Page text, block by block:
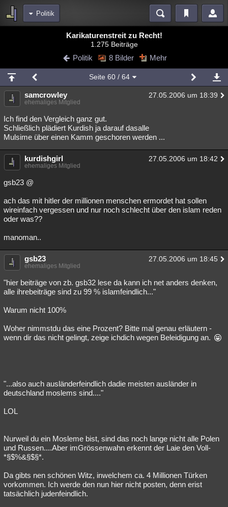
Politik
Blogs Videos
Chat Wiki Neuigkeiten
meine Rubriken
Menschen Wissenschaft Mystery Kriminalfälle
Spiritualität Verschwörungen
Natur Umfragen Unterhaltung
weitere Rubriken
Philosophie Träume
Astronomie
Musik Clash Verbesserungen Allmystery English
Übersichten
Besucht
Lesenswert
Karikaturenstreit zu Recht!
1.275 Beiträge
Politik 8 Bilder Mehr
Seite 60/ 64
samcrowley 27.05.2006 um 18:39
ehemaliges Mitglied
Ich find den Vergleich ganz gut.
Schließlich plädiert Kurdish ja darauf dasalle
Mulsime über einen Kamm geschoren werden ...
kurdishgirl 27.05.2006 um 18:42
ehemaliges Mitglied
gsb23 @
ach das mit hitler der millionen menschen ermordet hat sollen
wireinfach vergessen und nur noch schlecht über den islam reden
oder was??
manoman..
gsb23 27.05.2006 um 18:45
ehemaliges Mitglied
"hier beiträge von zb. gsb32 lese da kann ich net anders denken,
alle ihrebeiträge sind zu 99 % islamfeindlich..."
Warum nicht 100%
Woher nimmstdu das eine Prozent? Bitte mal genau erläutern -
wenn dir das nicht gelingt, zeige ichdich wegen Beleidigung an.
"...also auch ausländerfeindlich dadie meisten ausländer in
deutschland moslems sind...."
LOL
Nurweil du ein Mosleme bist, sind das noch lange nicht alle Polen
und Russen....Aber imGrössenwahn erkennt der Laie den Voll-
*§$%&§$§*.
Da gibts nen schönen Witz, inwelchem ca. 4 Millionen Türken
vorkommen. Ich werde den nun hier nicht posten, denn erist
tatsächlich judenfeindlich.